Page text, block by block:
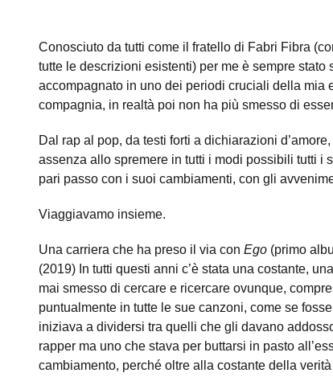
Conosciuto da tutti come il fratello di Fabri Fibra
tutte le descrizioni esistenti) per me è sempre
accompagnato in uno dei periodi cruciali della mia
compagnia, in realtà poi non ha più smesso di
Dal rap al pop, da testi forti a dichiarazioni
assenza allo spremere in tutti i modi possibili tutti i
pari passo con i suoi cambiamenti, con gli
Viaggiavamo insieme.
Una carriera che ha preso il via con Ego (primo
(2019) In tutti questi anni c’è stata una costante,
mai smesso di cercare e ricercare ovunque,
puntualmente in tutte le sue canzoni, come se
iniziava a dividersi tra quelli che gli davano
rapper ma uno che stava per buttarsi in pasto
cambiamento, perché oltre alla costante della